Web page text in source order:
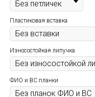
Пластиковая вставка
Износостойкая липучка
ФИО и ВС планки